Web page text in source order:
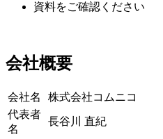
資料をご確認ください
会社概要
会社名
株式会社コムニコ
代表者
名
長谷川 直紀